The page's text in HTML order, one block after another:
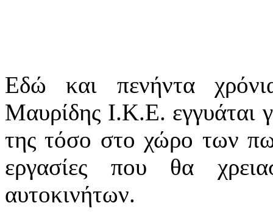
Εδώ και πενήντα
Μαυρίδης I.K.Ε. εγγυάται
της τόσο στο χώρο των
εργασίες που θα
αυτοκινήτων.